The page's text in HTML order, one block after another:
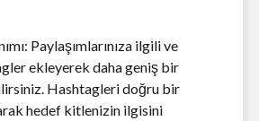
Paylaşımlarınıza ilgili ve
ekleyerek daha geniş bir
Hashtagleri doğru bir
hedef kitlenizin ilgisini